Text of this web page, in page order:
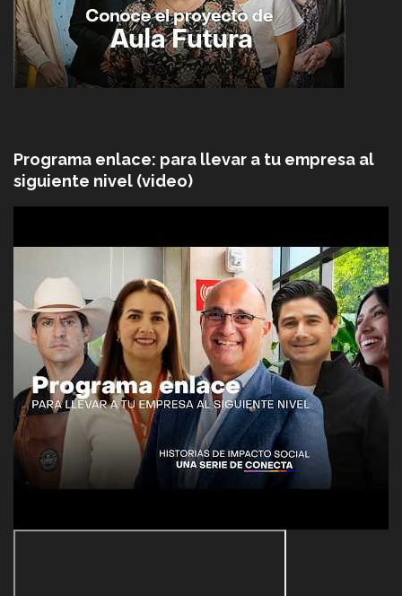
Programa enlace: para llevar a tu empresa al
siguiente nivel (video)